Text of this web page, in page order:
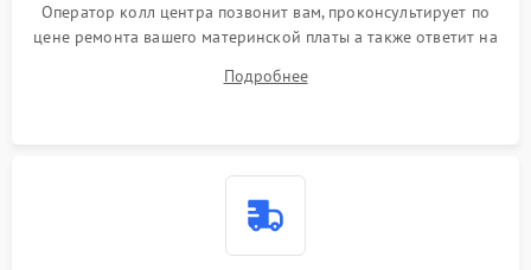
Оператор колл центра позвонит вам, проконсультирует по
цене ремонта вашего материнской платы а также ответит на
Подробнее